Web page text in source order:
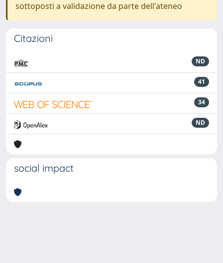
sottoposti a validazione da parte dell'ateneo
Citazioni
ND
41
34
ND
social impact